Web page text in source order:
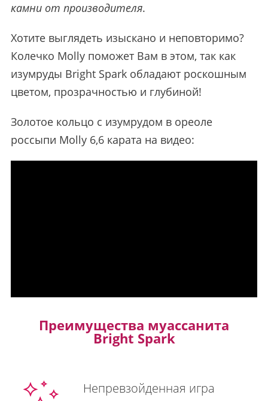
камни от производителя.
Хотите выглядеть изыскано и неповторимо?
Колечко Molly поможет Вам в этом, так как
изумруды Bright Spark обладают роскошным
цветом, прозрачностью и глубиной!
Золотое кольцо с изумрудом в ореоле
россыпи Molly 6,6 карата на видео:
Преимущества муассанита
Bright Spark
Непревзойденная игра